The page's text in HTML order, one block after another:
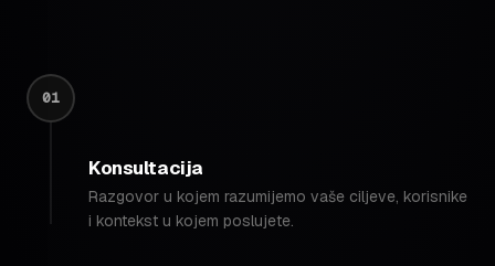
01
Konsultacija
Razgovor u kojem razumijemo vaše ciljeve, korisnike
i kontekst u kojem poslujete.